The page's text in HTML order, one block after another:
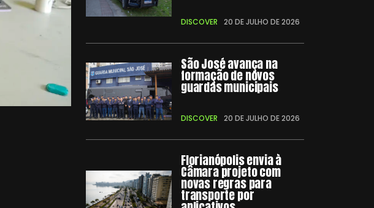
DISCOVER 20 DE JULHO DE 2026
São José avança na
formação de novos
guardas municipais
DISCOVER 20 DE JULHO DE 2026
Florianópolis envia à
Câmara projeto com
novas regras para
transporte por